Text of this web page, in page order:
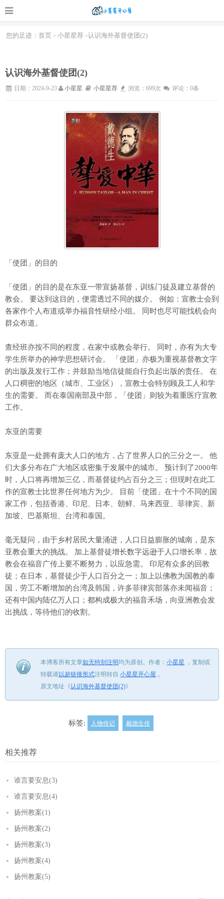
您的足迹： 首页 > 小星星荐 >认识海外基督使团(2)
认识海外基督使团(2)
日期：2024-9-23 小星星 小星星荐 浏览：699次 评论：0条
「使团」的目的
「使团」的目的是在东亚一带宣扬基督，训练门徒及建立基督的
教会。 要达到这目的，便需透过不同的媒介。 例如：宣教士会到
各家作个人布道或举办福音性研经小组。 同时也尽可能找机会向
群众布道。
查经班亦按不同的程度，在家中或教会举行。 同时，亦有为大专
学生所举办的神学思想研讨会。 「使团」亦极为重视基督教文字
的出版及发行工作；并鼓励当地信徒能自行负起出版的责任。 在
人口稠密的地区（城市、工业区），宣教士会特别顾及工人和学
生的需要。 而在泰国南部及中部，「使团」则较为着重医疗宣教
工作。
东亚的需要
东亚是一处拥有庞大人口的地方，占了世界人口的三分之一。 他
们大多分布在广大地区或密集于发展中的城市。 预计到了2000年
时，人口将再增加三亿，而基督徒约占百分之三；但现时在此工
作的宣教士比世界任何地方为少。 目前「使团」在十个不同的国
家工作，包括香港、印尼、日本、朝鲜、马来西亚、菲律宾、新
加坡、巴基斯坦、台湾和泰国。
毫无疑问，由于乡村居民大量涌进，人口日益膨胀的城南，是东
亚教会重大的挑战。 加上基督徒增长数字远逊于人口增长率，故
教会在福音广传上要不断努力，以应急需。 印尼有众多的回教
徒；在日本，基督徒少于人口百分之一；加上以佛教为国教的泰
国，劳工不断增加的台湾及韩国，许多菲律宾部落亦未闻福音；
还有中国内陆亿万人口；都构成极大的福音禾场，向亚洲教会发
出挑战，等待他们的收割。
本博客所有文章如无特别注明均为原创。 作者： 小星星 ， 复制或
转载请以超链接形式注明转自 小星星开心屋 。
原文地址《认识海外基督使团(2)》
标签: 人物传记 戴德生传
相关推荐
谁言要安息(3)
谁言要安息(4)
扬州教案(1)
扬州教案(2)
扬州教案(3)
扬州教案(4)
扬州教案(5)